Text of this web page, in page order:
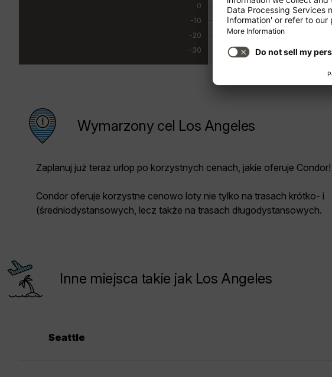
0
-10
-20
-30
Wymarzony cel Los Angeles
Zaplanuj już teraz urlop po korzystnych cenach, jakie oferuje Condor!
Condor oferuje korzystne cenowo loty nie tylko na trasach krótko- i
(średniodystansowych, lecz także na trasach długodystansowych.
Inne miejsca takie jak Los Angeles
Seattle